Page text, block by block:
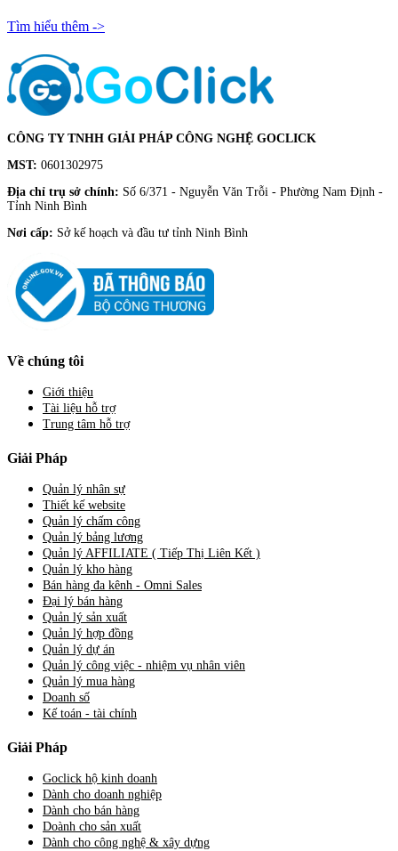
Tìm hiểu thêm ->
CÔNG TY TNHH GIẢI PHÁP CÔNG NGHỆ GOCLICK
MST: 0601302975
Địa chỉ trụ sở chính: Số 6/371 - Nguyễn Văn Trỗi - Phường Nam Định -
Tỉnh Ninh Bình
Nơi cấp: Sở kế hoạch và đầu tư tỉnh Ninh Bình
Về chúng tôi
Giới thiệu
Tài liệu hỗ trợ
Trung tâm hỗ trợ
Giải Pháp
Quản lý nhân sự
Thiết kế website
Quản lý chấm công
Quản lý bảng lương
Quản lý AFFILIATE ( Tiếp Thị Liên Kết )
Quản lý kho hàng
Bán hàng đa kênh - Omni Sales
Đại lý bán hàng
Quản lý sản xuất
Quản lý hợp đồng
Quản lý dự án
Quản lý công việc - nhiệm vụ nhân viên
Quản lý mua hàng
Doanh số
Kế toán - tài chính
Giải Pháp
Goclick hộ kinh doanh
Dành cho doanh nghiệp
Dành cho bán hàng
Doành cho sản xuất
Dành cho công nghệ & xây dựng